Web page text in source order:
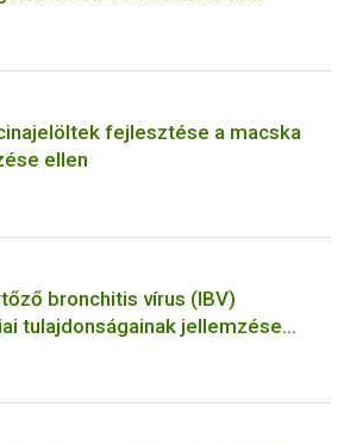
fejlesztése a macska
ellen
bronchitis vírus (IBV)
tulajdonságainak jellemzése
biológiai eszközökkel